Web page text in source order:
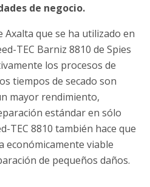
de negocio.
que se ha utilizado en
TEC Barniz 8810 de Spies
los procesos de
tiempos de secado son
mayor rendimiento,
estándar en sólo
TEC 8810 también hace que
económicamente viable
de pequeños daños.